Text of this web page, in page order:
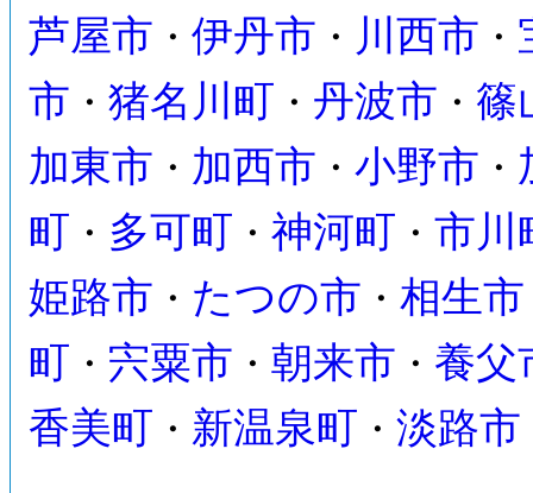
芦屋市 ・ 伊丹市 ・ 川西市 ・
市 ・ 猪名川町 ・ 丹波市 ・ 篠
加東市 ・ 加西市 ・ 小野市 ・
町
・ 多可町 ・ 神河町 ・ 市川
姫路市 ・ たつの市 ・ 相生市
町 ・ 宍粟市 ・ 朝来市 ・ 養父
香美町
・ 新温泉町 ・ 淡路市